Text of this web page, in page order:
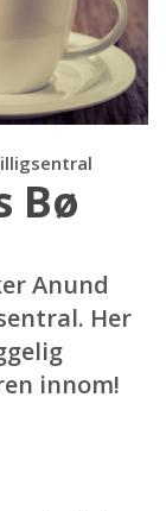
Bø
Anund
Her
innom!